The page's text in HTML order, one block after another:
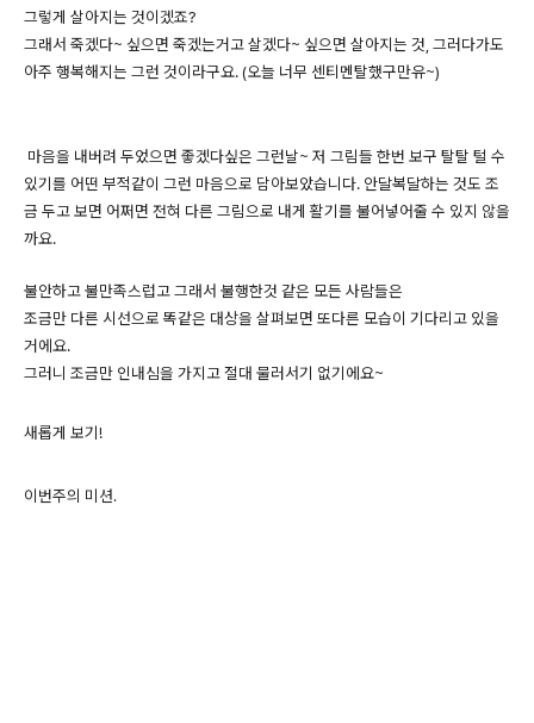
그렇게 살아지는 것이겠죠?
그래서 죽겠다~ 싶으면 죽겠는거고 살겠다~ 싶으면 살아지는 것, 그러다가도
아주 행복해지는 그런 것이라구요. (오늘 너무 센티멘탈했구만유~)
마음을 내버려 두었으면 좋겠다싶은 그런날~ 저 그림들 한번 보구 탈탈 털 수
있기를 어떤 부적같이 그런 마음으로 담아보았습니다. 안달복달하는 것도 조
금 두고 보면 어쩌면 전혀 다른 그림으로 내게 활기를 불어넣어줄 수 있지 않을
까요.
불안하고 불만족스럽고 그래서 불행한것 같은 모든 사람들은
조금만 다른 시선으로 똑같은 대상을 살펴보면 또다른 모습이 기다리고 있을
거에요.
그러니 조금만 인내심을 가지고 절대 물러서기 없기에요~
새롭게 보기!
이번주의 미션.